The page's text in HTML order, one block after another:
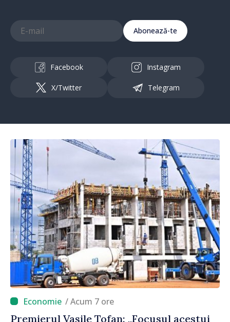
Abonează-te
Facebook Instagram
X/Twitter Telegram
/ Acum 7 ore
Premierul Vasile Tofan: „Focusul acestui